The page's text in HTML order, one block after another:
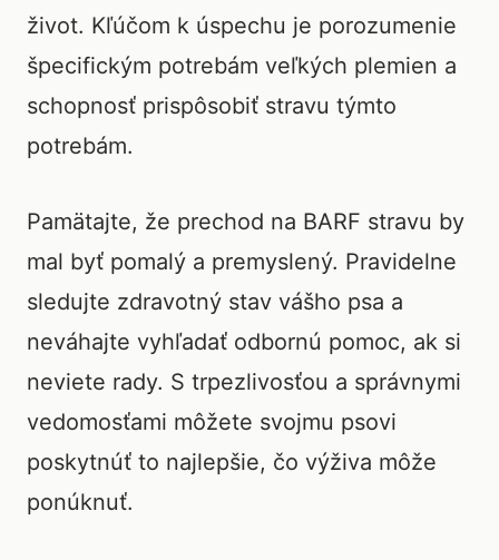
život. Kľúčom k úspechu je porozumenie
špecifickým potrebám veľkých plemien a
schopnosť prispôsobiť stravu týmto
potrebám.
Pamätajte, že prechod na BARF stravu by
mal byť pomalý a premyslený. Pravidelne
sledujte zdravotný stav vášho psa a
neváhajte vyhľadať odbornú pomoc, ak si
neviete rady. S trpezlivosťou a správnymi
vedomosťami môžete svojmu psovi
poskytnúť to najlepšie, čo výživa môže
ponúknuť.